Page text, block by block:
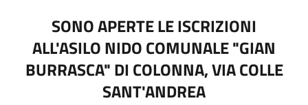
SONO APERTE LE ISCRIZIONI
ALL'ASILO NIDO COMUNALE "GIAN
BURRASCA" DI COLONNA, VIA COLLE
SANT'ANDREA